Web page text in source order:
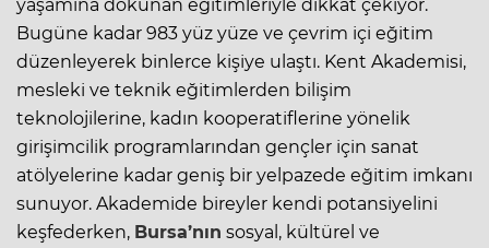
yaşamına dokunan eğitimleriyle dikkat çekiyor.
Bugüne kadar 983 yüz yüze ve çevrim içi eğitim
düzenleyerek binlerce kişiye ulaştı. Kent Akademisi,
mesleki ve teknik eğitimlerden bilişim
teknolojilerine, kadın kooperatiflerine yönelik
girişimcilik programlarından gençler için sanat
atölyelerine kadar geniş bir yelpazede eğitim imkanı
sunuyor. Akademide bireyler kendi potansiyelini
keşfederken, Bursa’nın sosyal, kültürel ve